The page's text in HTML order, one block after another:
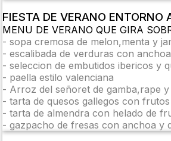
FIESTA DE VERANO
MENU DE VERANO QUE GIRA
- sopa cremosa de melon,menta y
- escalibada de verduras con
- seleccion de embutidos ibericos y
- paella estilo valenciana
- Arroz del señoret de gamba,rape
- tarta de quesos gallegos con
- tarta de almendra con helado de
- gazpacho de fresas con anchoa y